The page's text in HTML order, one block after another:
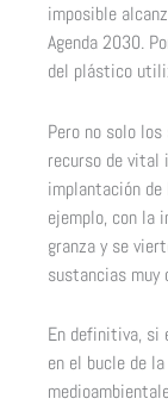
imposible
Agenda 2030.
del plástico
Pero no solo
recurso de vital
implantación de
ejemplo, con la
granza y se
sustancias muy
En definitiva, si
en el bucle de